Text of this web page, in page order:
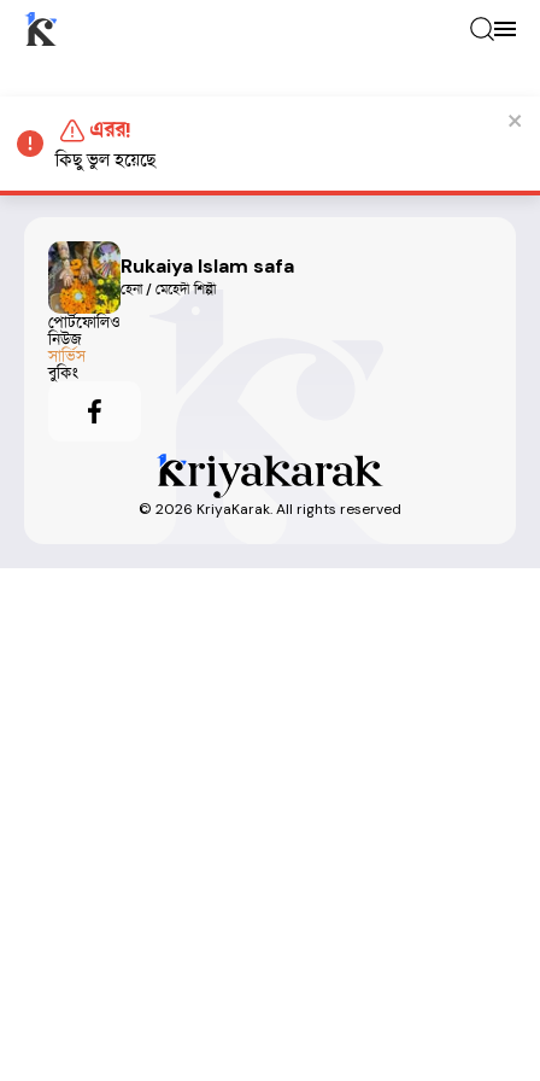
Rukaiya Islam safa
হেনা / মেহেদী শিল্পী
পোর্টফোলিও
নিউজ
সার্ভিস
বুকিং
© 2026 KriyaKarak. All rights reserved
এরর!
কিছু ভুল হয়েছে